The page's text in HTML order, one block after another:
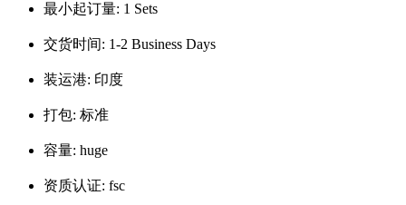
最小起订量: 1 Sets
交货时间: 1-2 Business Days
装运港: 印度
打包: 标准
容量: huge
资质认证: fsc